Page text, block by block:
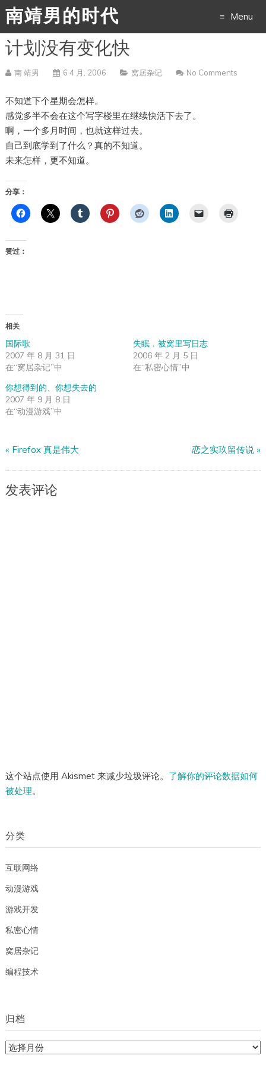
南靖男的时代 Menu
to
计划没有变化快
南 靖男 6 4 月, 2006 窝居杂记 No Comments
不知道下个星期会怎样。
感觉多半不会在这个写字楼里在继续快活下去了。
啊，一个多月时间，也就这样过去。
自己到底学到了什么？真的不知道。
未来怎样，更不知道。
分享：
赞过：
相关
国际歌
2007 年 8 月 31 日
在“窝居杂记”中
失眠﹐被窝里写日志
2006 年 2 月 5 日
在“私密心情”中
你想得到的、你想失去的
2007 年 9 月 8 日
在“动漫游戏”中
« Firefox 真是伟大 恋之实玖留传说 »
发表评论
这个站点使用 Akismet 来减少垃圾评论。 了解你的评论数据如何
被处理。
分类
互联网络
动漫游戏
游戏开发
私密心情
窝居杂记
编程技术
归档
归